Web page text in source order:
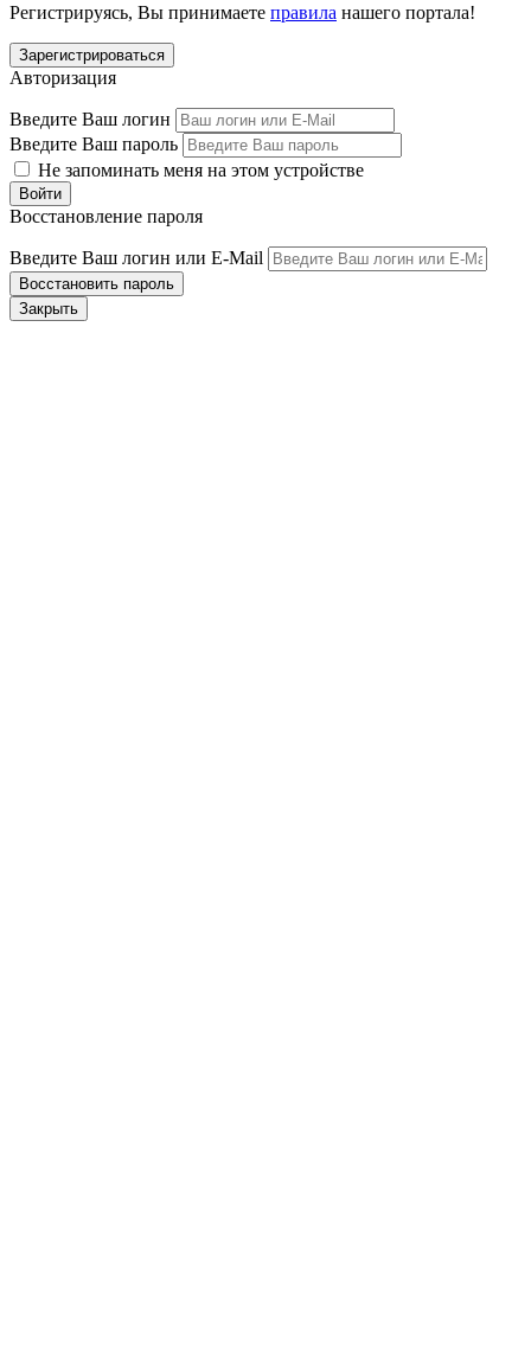
Регистрируясь, Вы принимаете правила нашего портала!
Авторизация
Введите Ваш логин
Введите Ваш пароль
Не запоминать меня на этом устройстве
Восстановление пароля
Введите Ваш логин или E-Mail
Закрыть